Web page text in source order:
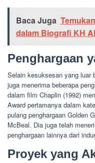
Baca Juga
dalam Biografi KH
Penghargaan
Selain kesuksesan yang luar
juga menerima beberapa
dalam film Chaplin (1992)
Award pertamanya dalam
pulang penghargaan Golden
McBeal. Dia juga telah
penghargaan lainnya dari
Proyek yang